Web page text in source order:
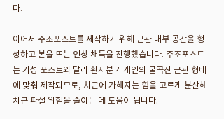
다.
이어서 주조포스트를 제작하기 위해 근관 내부 공간을 형
성하고 본을 뜨는 인상 채득을 진행했습니다. 주조포스트
는 기성 포스트와 달리 환자분 개개인의 굴곡진 근관 형태
에 맞춰 제작되므로, 치근에 가해지는 힘을 고르게 분산해
치근 파절 위험을 줄이는 데 도움이 됩니다.